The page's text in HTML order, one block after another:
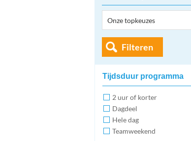
Filteren
Tijdsduur programma
2 uur of korter
Dagdeel
Hele dag
Teamweekend